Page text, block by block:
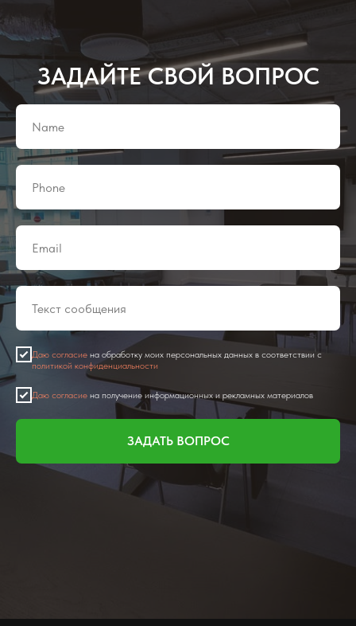
ЗАДАЙТЕ СВОЙ ВОПРОС
Даю согласие на обработку моих персональных данных в соответствии с
политикой конфиденциальности
Даю согласие на получение информационных и рекламных материалов
ЗАДАТЬ ВОПРОС